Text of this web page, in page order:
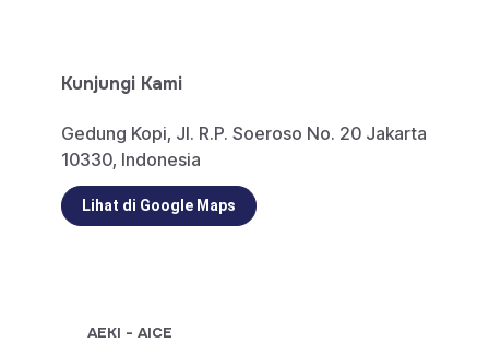
Kunjungi Kami
Gedung Kopi, Jl. R.P. Soeroso No. 20 Jakarta
10330, Indonesia
Lihat di Google Maps
AEKI - AICE